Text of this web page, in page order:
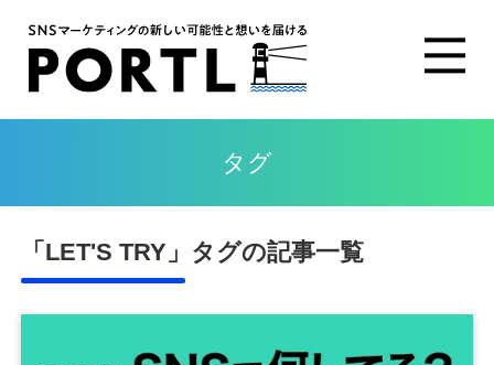
タグ
「LET'S TRY」タグの記事一覧